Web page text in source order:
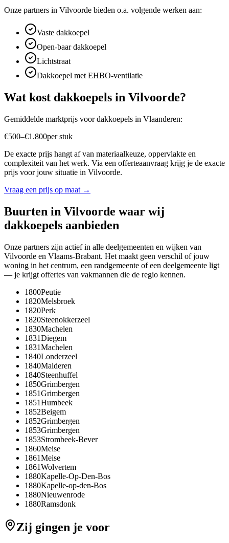
Onze partners in Vilvoorde bieden o.a. volgende werken aan:
Vaste dakkoepel
Open-baar dakkoepel
Lichtstraat
Dakkoepel met EHBO-ventilatie
Wat kost dakkoepels in Vilvoorde?
Gemiddelde marktprijs voordakkoepels in Vlaanderen:
€500–€1.800perstuk
De exacte prijs hangt af van materiaalkeuze, oppervlakte en
complexiteit van het werk. Via een offerteaanvraag krijg je de exacte
prijs voor jouw situatie in Vilvoorde.
Vraag een prijs op maat →
Buurten in Vilvoorde waar wij
dakkoepels aanbieden
Onze partners zijn actief in alle deelgemeenten en wijken van
Vilvoorde en Vlaams-Brabant. Het maakt geen verschil of jouw
woning in het centrum, een randgemeente of een deelgemeente ligt
— je krijgt offertes van vakmannen die de regio kennen.
1800Peutie
1820Melsbroek
1820Perk
1820Steenokkerzeel
1830Machelen
1831Diegem
1831Machelen
1840Londerzeel
1840Malderen
1840Steenhuffel
1850Grimbergen
1851Grimbergen
1851Humbeek
1852Beigem
1852Grimbergen
1853Grimbergen
1853Strombeek-Bever
1860Meise
1861Meise
1861Wolvertem
1880Kapelle-Op-Den-Bos
1880Kapelle-op-den-Bos
1880Nieuwenrode
1880Ramsdonk
Zij gingen je voor